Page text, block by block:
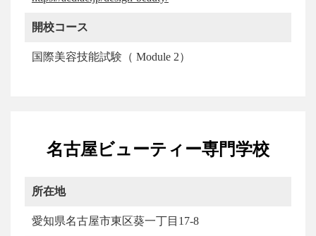
開校コース
国際美容技能試験（ Module 2）
名古屋ビューティー専門学校
所在地
愛知県名古屋市東区葵一丁目17-8